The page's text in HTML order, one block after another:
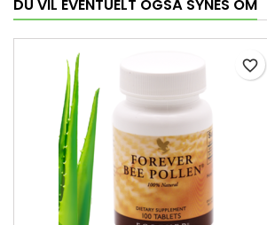
DU VIL EVENTUELT OGSÅ SYNES OM
favorite_border